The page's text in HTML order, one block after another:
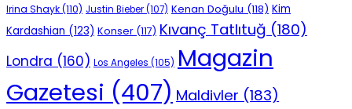
Irina Shayk(110) Justin Bieber(107) Kenan Doğulu (118) Kim
Kardashian (123) Konser (117) Kıvanç Tatlıtuğ (180)
Londra (160) Los Angeles (105) Magazin
Gazetesi (407) Maldivler (183)